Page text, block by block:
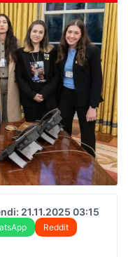
21.11.2025 03:15
Reddit